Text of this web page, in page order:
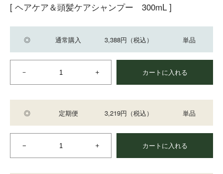
[ ヘアケア＆頭髪ケアシャンプー 300mL ]
◎ 通常購入 3,388円 （税込） 単品
カートに入れる
◎ 定期便 3,219円 （税込） 単品
カートに入れる